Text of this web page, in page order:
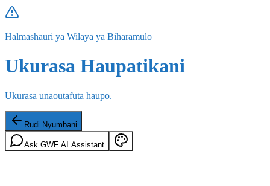
Halmashauri ya Wilaya ya Biharamulo
Ukurasa Haupatikani
Ukurasa unaoutafuta haupo.
Rudi Nyumbani
Ask GWF AI Assistant